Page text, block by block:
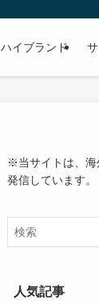
ハイブランド
※当サイトは、海
発信しています。
人気記事